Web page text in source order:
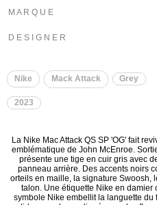
M A R Q U E
D E S I G N E R
Nike Mack Attack Grey
2023
La Nike Mac Attack QS SP 'OG' fait
emblématique de John McEnroe.
présente une tige en cuir gris avec
panneau arrière. Des accents noirs
orteils en maille, la signature Swoosh,
talon. Une étiquette Nike en
symbole Nike embellit la languette du